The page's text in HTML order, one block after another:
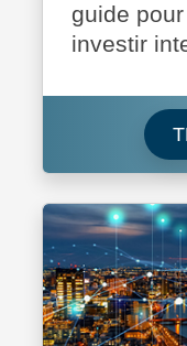
guide
investir